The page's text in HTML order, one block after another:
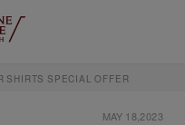
SHIRTS SPECIAL OFFER
MAY 18,2023